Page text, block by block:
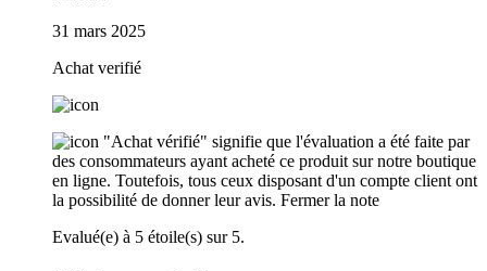
31 mars 2025
Achat verifié
"Achat vérifié" signifie que l'évaluation a été faite par
des consommateurs ayant acheté ce produit sur notre boutique
en ligne. Toutefois, tous ceux disposant d'un compte client ont
la possibilité de donner leur avis. Fermer la note
Evalué(e) à 5 étoile(s) sur 5.